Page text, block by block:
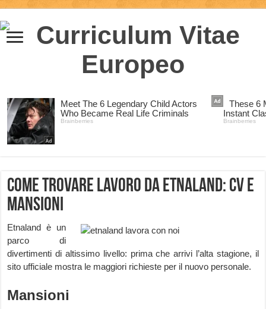
Come trovare lavoro da Etnaland: CV e
mansioni
Etnaland è un
parco di
divertimenti di altissimo livello: prima che arrivi l’alta stagione, il
sito ufficiale mostra le maggiori richieste per il nuovo personale.
Mansioni